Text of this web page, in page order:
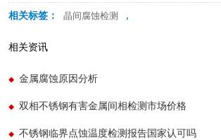
相关标签： 晶间腐蚀检测 ,
相关资讯
金属腐蚀原因分析
双相不锈钢有害金属间相检测市场价格
不锈钢临界点蚀温度检测报告国家认可吗